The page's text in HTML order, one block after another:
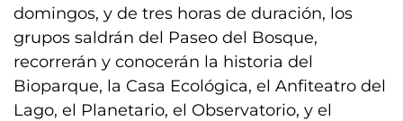
domingos, y de tres horas de duración, los
grupos saldrán del Paseo del Bosque,
recorrerán y conocerán la historia del
Bioparque, la Casa Ecológica, el Anfiteatro del
Lago, el Planetario, el Observatorio, y el